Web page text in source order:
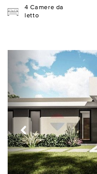
4 Camere da
letto